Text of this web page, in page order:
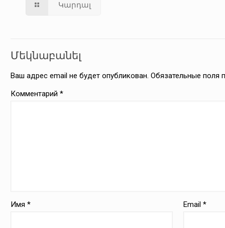
Կարդալ
Մեկնաբանել
Ваш адрес email не будет опубликован. Обязательные поля
Комментарий *
Имя * Email *